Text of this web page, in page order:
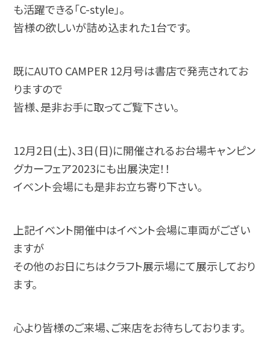
も活躍できる「C-style」。
皆様の欲しいが詰め込まれた1台です。
既にAUTO CAMPER 12月号は書店で発売されてお
りますので
皆様、是非お手に取ってご覧下さい。
12月2日(土)、3日(日)に開催されるお台場キャンピン
グカーフェア2023にも出展決定！！
イベント会場にも是非お立ち寄り下さい。
上記イベント開催中はイベント会場に車両がござい
ますが
その他のお日にちはクラフト展示場にて展示しており
ます。
心より皆様のご来場、ご来店をお待ちしております。